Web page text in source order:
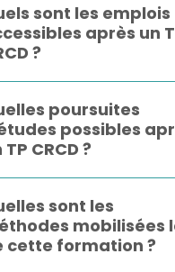
sont les emplois
après un
?
poursuites
possibles
TP CRCD ?
sont les
mobilisées
cette formation ?